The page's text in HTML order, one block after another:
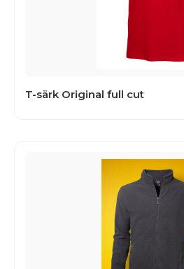
T-särk Original full cut